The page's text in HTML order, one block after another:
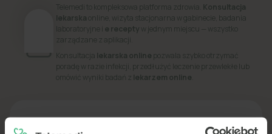
Telemedi to kompleksowa platforma zdrowia. Konsultacja
lekarskaonline, wizyta stacjonarna w gabinecie, badania
laboratoryjne i e recepty w jednym miejscu — wszystko
zarządzane z aplikacji.
Konsultacja lekarska online pozwala szybko otrzymać
poradę w razie infekcji, przedłużyć leczenie przewlekłe lub
omówić wyniki badań z lekarzem online